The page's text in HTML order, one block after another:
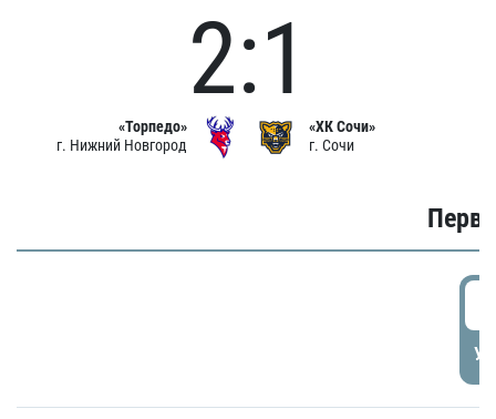
«Торпедо»
г. Нижний Новгород
2:1
«ХК Сочи»
г. Сочи